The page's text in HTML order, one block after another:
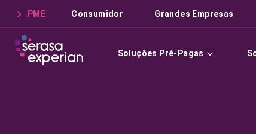
PME Consumidor Grandes Empresas
Soluções Pré-Pagas